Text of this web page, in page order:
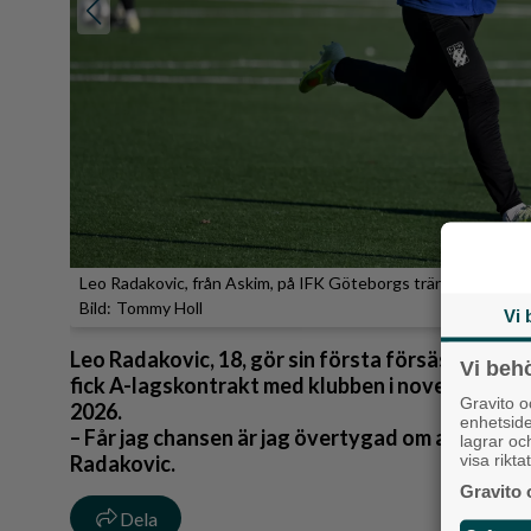
Leo Radakovic, från Askim, på IFK Göteborgs träning i
Tommy Holl
Leo Radakovic, 18, gör sin första försäsong
fick A-lagskontrakt med klubben i november –
2026.
– Får jag chansen är jag övertygad om att jag
Radakovic.
Dela
Vi
Vi
Gravito
lagrar
visa
Gravito